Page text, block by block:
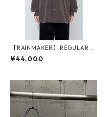
【RAINMAKER】REGULAR C
OLLAR DOUGI SHIRT_BROW
N
¥44,000